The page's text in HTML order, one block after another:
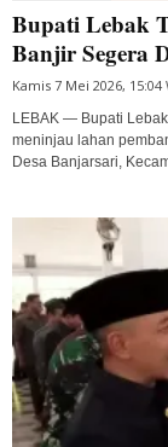
Bupati Lebak
Banjir Segera
Kamis 7 Mei 2026, 15:04
LEBAK — Bupati
meninjau lahan
Desa Banjarsari,